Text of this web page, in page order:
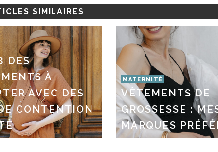
SIMILAIRES
DES
À
AVEC DES
CONTENTION
MATERNITÉ
VÊTEMENTS DE
GROSSESSE :
MARQUES